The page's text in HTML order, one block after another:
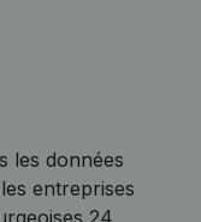
les données
entreprises